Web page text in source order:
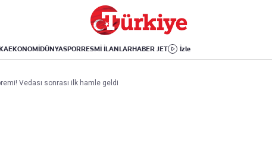
EKONOMİDÜNYASPORRESMİ İLANLARHABER JET İzle
Avrupa
Amerika
İsrail-Gazze
Yaşam
Sağlık
Yemek
Aktüel
Kitap
Vedası sonrası ilk hamle geldi